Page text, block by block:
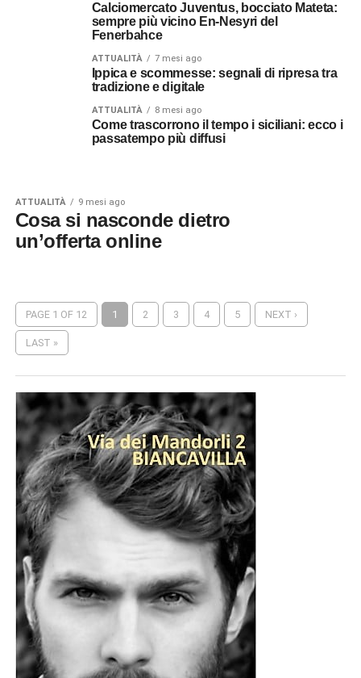
Calciomercato Juventus, bocciato Mateta:
sempre più vicino En-Nesyri del
Fenerbahce
ATTUALITÀ 7 mesi ago
Ippica e scommesse: segnali di ripresa tra
tradizione e digitale
ATTUALITÀ 8 mesi ago
Come trascorrono il tempo i siciliani: ecco i
passatempo più diffusi
ATTUALITÀ 9 mesi ago
Cosa si nasconde dietro
un’offerta online
PAGE 1 OF 12 1 2 3 4 5 NEXT ›
LAST »